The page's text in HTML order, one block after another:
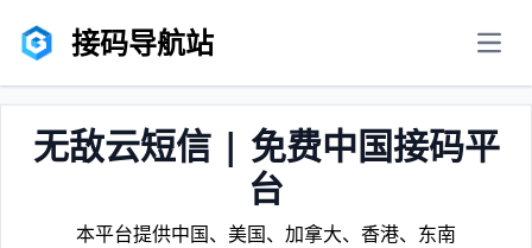
接码导航站
无敌云短信 | 免费中国接码平
台
本平台提供中国、美国、加拿大、香港、东南